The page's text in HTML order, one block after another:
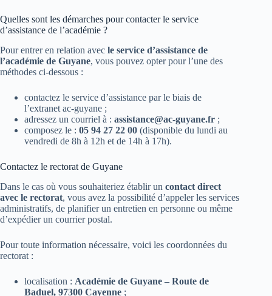
Quelles sont les démarches pour contacter le service
d’assistance de l’académie ?
Pour entrer en relation avec le service d’assistance de
l’académie de Guyane, vous pouvez opter pour l’une des
méthodes ci-dessous :
contactez le service d’assistance par le biais de
l’extranet ac-guyane ;
adressez un courriel à : assistance@ac-guyane.fr ;
composez le : 05 94 27 22 00 (disponible du lundi au
vendredi de 8h à 12h et de 14h à 17h).
Contactez le rectorat de Guyane
Dans le cas où vous souhaiteriez établir un contact direct
avec le rectorat, vous avez la possibilité d’appeler les services
administratifs, de planifier un entretien en personne ou même
d’expédier un courrier postal.
Pour toute information nécessaire, voici les coordonnées du
rectorat :
localisation : Académie de Guyane – Route de
Baduel, 97300 Cayenne ;